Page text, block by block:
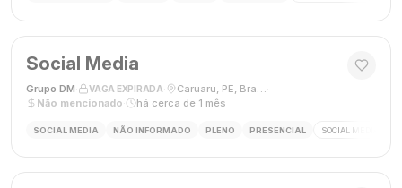
Social Media
Grupo DM VAGA EXPIRADA Caruaru, PE, Brasil
Não mencionado
há cerca de 1 mês
SOCIAL MEDIA NÃO INFORMADO PLENO PRESENCIAL SOCIAL MEDIA